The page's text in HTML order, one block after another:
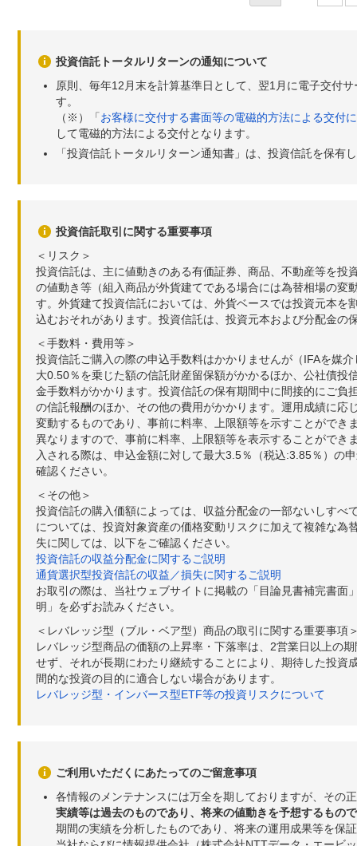
投資信託トータルリターンの通知について
原則、毎年12月末を計算基準日として、翌1月に電子交付
す。
（※）「お客様に交付する書面等の電磁的方法による交付
して電磁的方法による交付となります。
「投資信託トータルリターン通知書」は、投資信託を保有
投資信託取引に関する重要事項
＜リスク＞
投資信託は、主に値動きのある有価証券、商品、不動産等を
の値動き等（組入商品が外貨建てである場合には為替相場の
す。外貨建て投資信託においては、外貨ベースでは投資元本
込むおそれがあります。投資信託は、投資元本および分配金の
＜手数料・費用等＞
投資信託ご購入の際の申込手数料はかかりませんが（IFAを媒
大0.50％を乗じた額の信託財産留保額がかかるほか、公社債
金手数料がかかります。投資信託の保有期間中に間接的にご
の信託報酬のほか、その他の費用がかかります。運用成績に
変動するものであり、事前に料率、上限額等を示すことがで
異なりますので、事前に料率、上限額等を表示することがで
入される際は、申込金額に対して最大3.5％（税込:3.85％）の
確認ください。
＜その他＞
投資信託の購入価額によっては、収益分配金の一部ないしす
については、投資対象資産の価格変動リスクに加えて複雑な
失に関しては、以下をご確認ください。
投資信託の収益分配金に関するご説明
通貨選択型投資信託の収益／損失に関するご説明
お取引の際は、当社ウェブサイトに掲載の「目論見書補完書
明」を必ずお読みください。
＜レバレッジ型（ブル・ベア型）商品の取引に関する重要事項
レバレッジ型商品の価額の上昇率・下落率は、2営業日以上の
せず、それが長期にわたり継続することにより、期待した投
間的な投資の目的に適合しない場合があります。
レバレッジ型・インバース型ETF等の投資リスクについて
ご利用いただくにあたってのご留意事項
各情報のメンテナンスには万全を期しておりますが、その
実績等は過去のものであり、将来の値動きを予想するもの
期間の実績を分析したものであり、将来の運用成果等を保